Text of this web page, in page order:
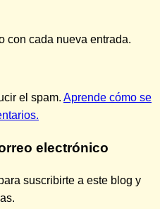
con cada nueva entrada.
el spam. Aprende cómo se
electrónico
suscribirte a este blog y